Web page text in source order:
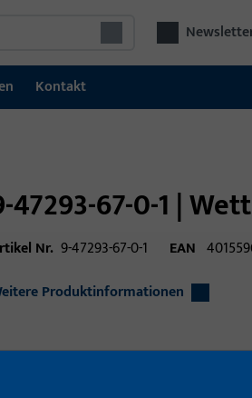
Kontakt
47293-67-0-1 |
Nr. 9-47293-67-0-1 EAN
Produktinformationen